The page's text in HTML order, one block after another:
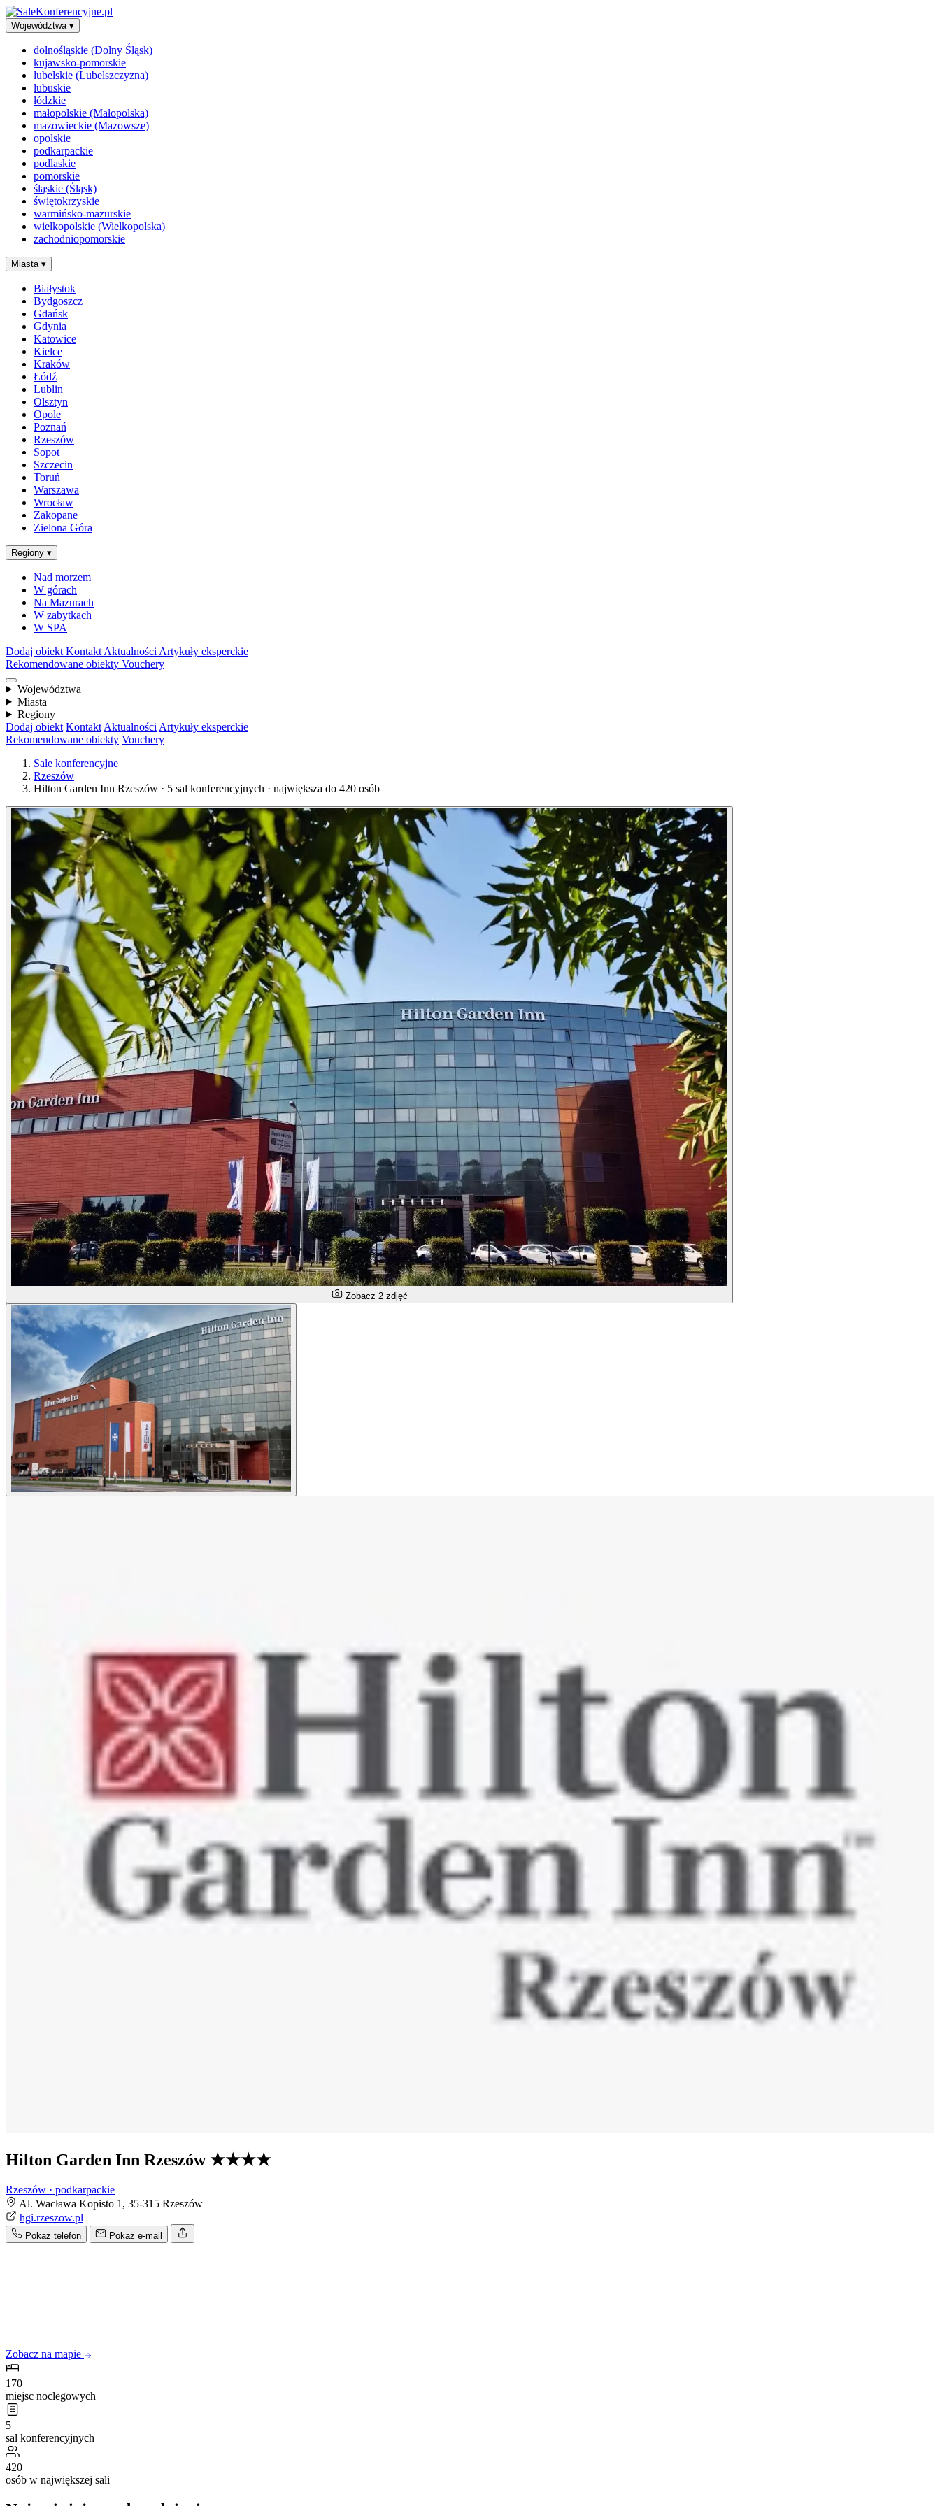
Województwa ▾
dolnośląskie (Dolny Śląsk)
kujawsko-pomorskie
lubelskie (Lubelszczyzna)
lubuskie
łódzkie
małopolskie (Małopolska)
mazowieckie (Mazowsze)
opolskie
podkarpackie
podlaskie
pomorskie
śląskie (Śląsk)
świętokrzyskie
warmińsko-mazurskie
wielkopolskie (Wielkopolska)
zachodniopomorskie
Miasta ▾
Białystok
Bydgoszcz
Gdańsk
Gdynia
Katowice
Kielce
Kraków
Łódź
Lublin
Olsztyn
Opole
Poznań
Rzeszów
Sopot
Szczecin
Toruń
Warszawa
Wrocław
Zakopane
Zielona Góra
Regiony ▾
Nad morzem
W górach
Na Mazurach
W zabytkach
W SPA
Dodaj obiekt Kontakt Aktualności Artykuły eksperckie
Rekomendowane obiekty Vouchery
Województwa
Miasta
Regiony
Dodaj obiekt Kontakt Aktualności Artykuły eksperckie
Rekomendowane obiekty Vouchery
Sale konferencyjne
Rzeszów
Hilton Garden Inn Rzeszów · 5 sal konferencyjnych · największa do 420 osób
Zobacz 2 zdjęć
Hilton Garden Inn Rzeszów ★★★★
Rzeszów · podkarpackie
Al. Wacława Kopisto 1, 35-315 Rzeszów
hgi.rzeszow.pl
Pokaż telefon Pokaż e-mail
Zobacz na mapie
170
miejsc noclegowych
5
sal konferencyjnych
420
osób w największej sali